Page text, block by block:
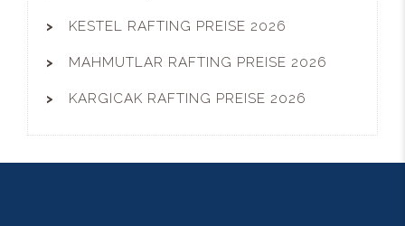
KESTEL RAFTING PREISE 2026
MAHMUTLAR RAFTING PREISE 2026
KARGICAK RAFTING PREISE 2026